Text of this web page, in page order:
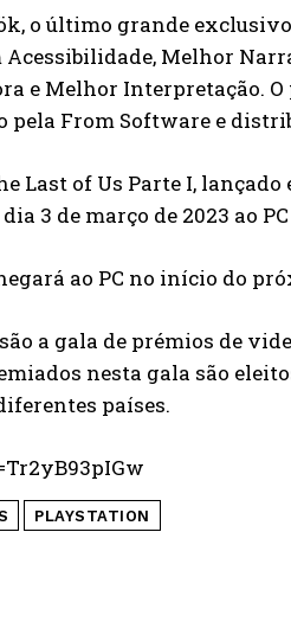
o último grande
Acessibilidade, Melhor
e Melhor Interpretação.
From Software e
Last of Us Parte I,
3 de março de 2023 ao
ao PC no início do
a gala de prémios de
nesta gala são
países.
PLAYSTATION